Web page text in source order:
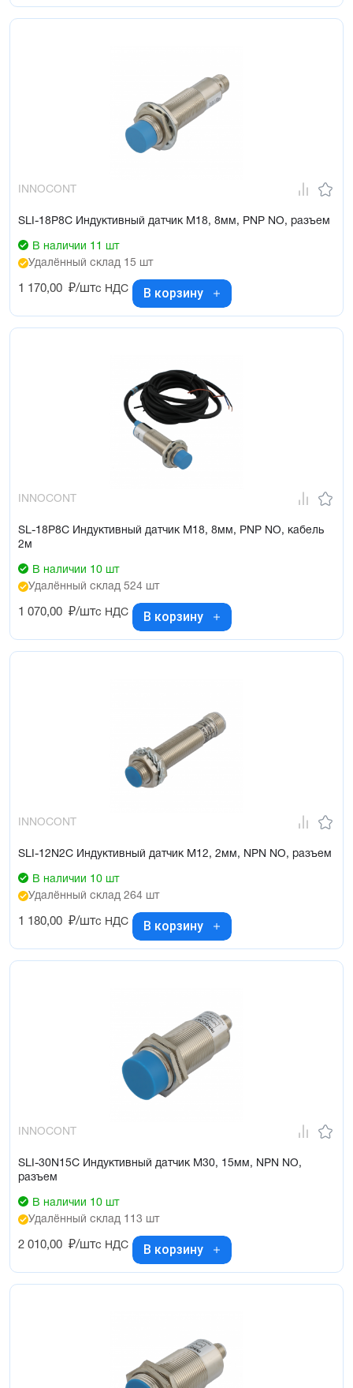
INNOCONT
SLI-18P8C Индуктивный датчик М18, 8мм, PNP NO, разъем
В наличии 11 шт
Удалённый склад 15 шт
1 170,00 ₽/штс НДС В корзину
INNOCONT
SL-18P8C Индуктивный датчик М18, 8мм, PNP NO, кабель
2м
В наличии 10 шт
Удалённый склад 524 шт
1 070,00 ₽/штс НДС В корзину
INNOCONT
SLI-12N2C Индуктивный датчик М12, 2мм, NPN NO, разъем
В наличии 10 шт
Удалённый склад 264 шт
1 180,00 ₽/штс НДС В корзину
INNOCONT
SLI-30N15C Индуктивный датчик М30, 15мм, NPN NO,
разъем
В наличии 10 шт
Удалённый склад 113 шт
2 010,00 ₽/штс НДС В корзину